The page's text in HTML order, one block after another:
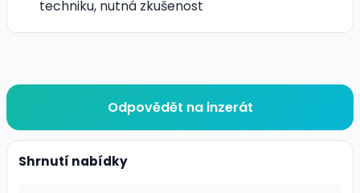
techniku, nutná zkušenost
Odpovědět na inzerát
Shrnutí nabídky